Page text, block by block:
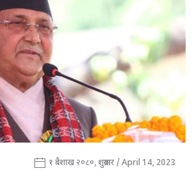
१ बैशाख २०८०, शुक्रबार / April 14, 2023